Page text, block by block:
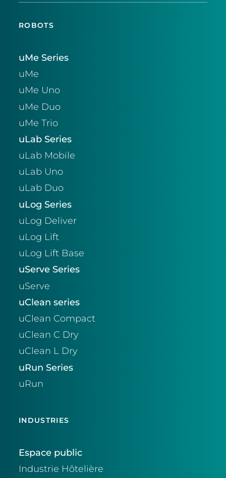
ROBOTS
uMe Series
uMe
uMe Uno
uMe Duo
uMe Trio
uLab Series
uLab Mobile
uLab Uno
uLab Duo
uLog Series
uLog Deliver
uLog Lift
uLog Lift Base
uServe Series
uServe
uClean series
uClean Compact
uClean C Dry
uClean L Dry
uRun Series
uRun
INDUSTRIES
Espace public
Industrie Hôtelière